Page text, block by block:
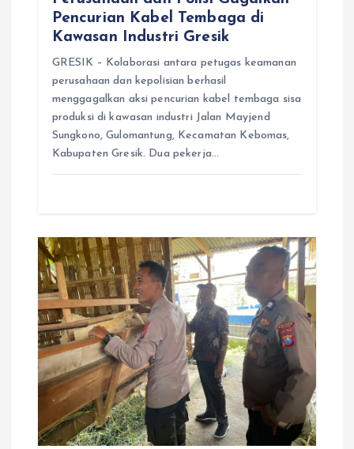
Pencurian Kabel Tembaga di
Kawasan Industri Gresik
GRESIK – Kolaborasi antara petugas keamanan
perusahaan dan kepolisian berhasil
menggagalkan aksi pencurian kabel tembaga sisa
produksi di kawasan industri Jalan Mayjend
Sungkono, Gulomantung, Kecamatan Kebomas,
Kabupaten Gresik. Dua pekerja…